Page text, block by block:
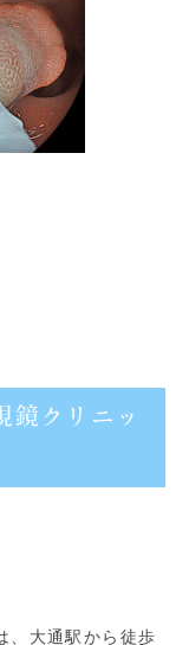
鏡クリニッ
、大通駅から徒歩